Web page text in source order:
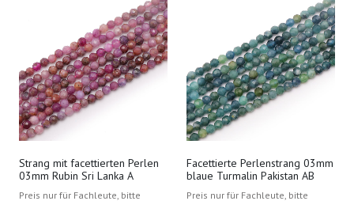
Strang mit facettierten Perlen
03mm Rubin Sri Lanka A
Preis nur für Fachleute, bitte
Facettierte Perlenstrang 03mm
blaue Turmalin Pakistan AB
Preis nur für Fachleute, bitte